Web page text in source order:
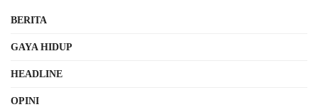
BERITA
GAYA HIDUP
HEADLINE
OPINI